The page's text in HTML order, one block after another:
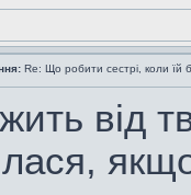
Re: Що робити сестрі, коли їй
від